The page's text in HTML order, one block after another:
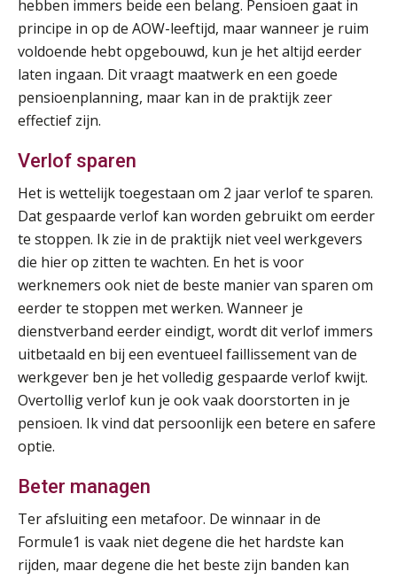
hebben immers beide een belang. Pensioen gaat in
principe in op de AOW-leeftijd, maar wanneer je ruim
voldoende hebt opgebouwd, kun je het altijd eerder
laten ingaan. Dit vraagt maatwerk en een goede
pensioenplanning, maar kan in de praktijk zeer
effectief zijn.
Verlof sparen
Het is wettelijk toegestaan om 2 jaar verlof te sparen.
Dat gespaarde verlof kan worden gebruikt om eerder
te stoppen. Ik zie in de praktijk niet veel werkgevers
die hier op zitten te wachten. En het is voor
werknemers ook niet de beste manier van sparen om
eerder te stoppen met werken. Wanneer je
dienstverband eerder eindigt, wordt dit verlof immers
uitbetaald en bij een eventueel faillissement van de
werkgever ben je het volledig gespaarde verlof kwijt.
Overtollig verlof kun je ook vaak doorstorten in je
pensioen. Ik vind dat persoonlijk een betere en safere
optie.
Beter managen
Ter afsluiting een metafoor. De winnaar in de
Formule1 is vaak niet degene die het hardste kan
rijden, maar degene die het beste zijn banden kan
25
AUG
Online Opleiding Praktijkdiploma Loonadministratie (PDL)
MOCuitgevers
25
AUG
Summercourse Internationaal/grensoverschrijdend werken
MOCuitgevers
26
AUG
Markus Verbeek Praehep
26
AUG
Summercourse Impact en invloed van AI op de salarisverwerking (basis)
MOCuitgevers
27
AUG
Summercourse Impact en invloed van AI op de salarisverwerking (verdieping)
MOCuitgevers
28
AUG
Online Vakopleiding Payroll Services (VPS)
MOCuitgevers
AUG
Opfriscursus VPS (NIRPA PE)
AUG
Markus Verbeek Praehep
Cursus Van salarisadministrateur naar beloningsadviseur (basis)